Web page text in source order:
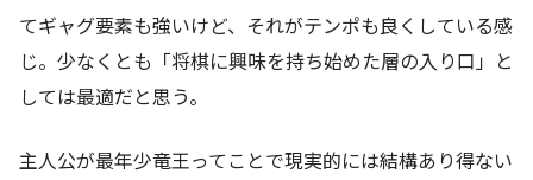
てギャグ要素も強いけど、それがテンポも良くしている感
じ。少なくとも「将棋に興味を持ち始めた層の入り口」と
しては最適だと思う。
主人公が最年少竜王ってことで現実的には結構あり得ない